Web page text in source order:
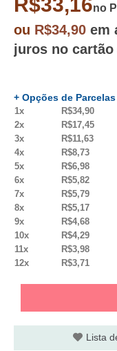
no
ou R$34,90 em
juros no
+ Opções de Parcelas
1x R$34,90
2x
R$17,45
3x
R$11,63
4x
R$8,73
5x
R$6,98
6x
R$5,82
7x
R$5,79
8x
R$5,17
9x
R$4,68
10x
R$4,29
11x
R$3,98
12x
R$3,71
Lista